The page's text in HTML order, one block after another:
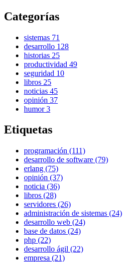
Categorías
sistemas 71
desarrollo 128
historias 25
productividad 49
seguridad 10
libros 25
noticias 45
opinión 37
humor3
Etiquetas
programación (111)
desarrollo de software (79)
erlang (75)
opinión (37)
noticia (36)
libros (28)
servidores (26)
administración de sistemas (24)
desarrollo web (24)
base de datos (24)
php (22)
desarrollo ágil (22)
empresa (21)